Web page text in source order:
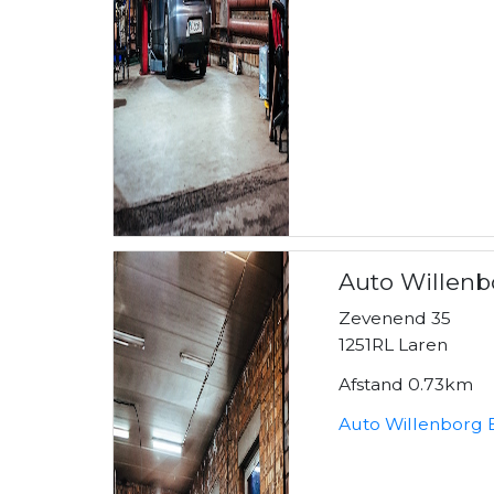
Auto
Zevenend 35
1251RL Laren
Afstand 0.73km
Auto Willenborg